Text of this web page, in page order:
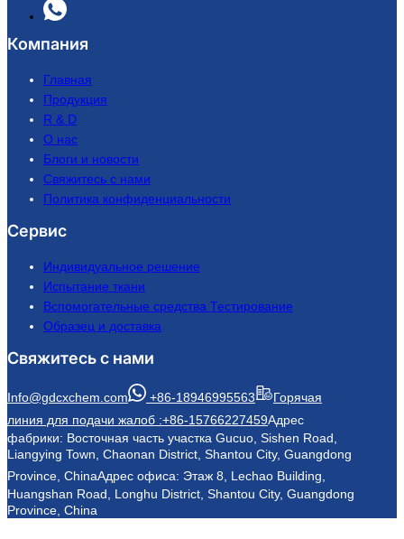
Компания
Главная
Продукция
R & D
О нас
Блоги и новости
Свяжитесь с нами
Политика конфиденциальности
Сервис
Индивидуальное решение
Испытание ткани
Вспомогательные средства Тестирование
Образец и доставка
Свяжитесь с нами
Info@gdcxchem.com +86-18946995563
Горячая
линия для подачи жалоб :+86-15766227459Адрес
фабрики: Восточная часть участка Gucuo, Sishen Road,
Liangying Town, Chaonan District, Shantou City, Guangdong
Province, ChinaАдрес офиса: Этаж 8, Lechao Building,
Huangshan Road, Longhu District, Shantou City, Guangdong
Province, China